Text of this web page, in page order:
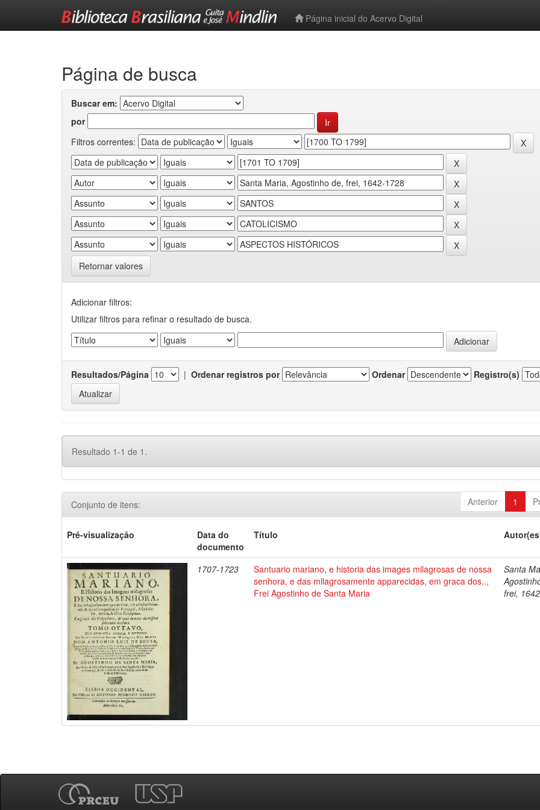
Página inicial do Acervo Digital
Página de busca
Buscar em:
por
Filtros correntes:
Retornar valores
Adicionar filtros:
Utilizar filtros para refinar o resultado de busca.
Resultados/Página | Ordenar registros por Ordenar Registro(s)
Resultado 1-1 de 1.
Anterior 1
Conjunto de itens:
Pré-visualização
Data do
documento
Título
1707-1723
Santuario mariano, e historia das images milagrosas de nossa
senhora, e das milagrosamente apparecidas, em graca dos..,
Frei Agostinho de Santa Maria
Santa
frei,